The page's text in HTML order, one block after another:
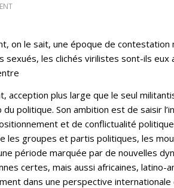
on le sait, une époque de contestation
les clichés virilistes sont-ils eux
acception plus large que le seul
politique. Son ambition est de saisir
et de conflictualité
les groupes et partis politiques, les
période marquée par de nouvelles
certes, mais aussi africaines, latino-
dans une perspective